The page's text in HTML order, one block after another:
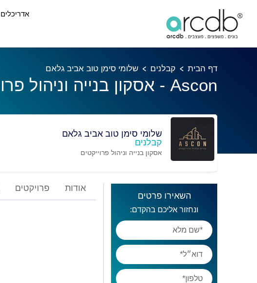
אדריכלים
דף הבית קבלנים שלומי סימן טוב אביב גלאם
Ascon - אסקון בנייה וניהול פרוייקטים
שלומי סימן טוב אביב גלאם
קבלנים
אסקון בנייה וניהול פרוייקטים
השאירו פרטים
ונחזור אליכם בהקדם:
אודות פרויקטים